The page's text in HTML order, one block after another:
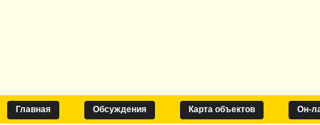
Главная Обсуждения Карта объектов Он-